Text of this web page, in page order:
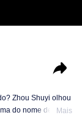
Zhou Shuyi olhou
do nome deleMais